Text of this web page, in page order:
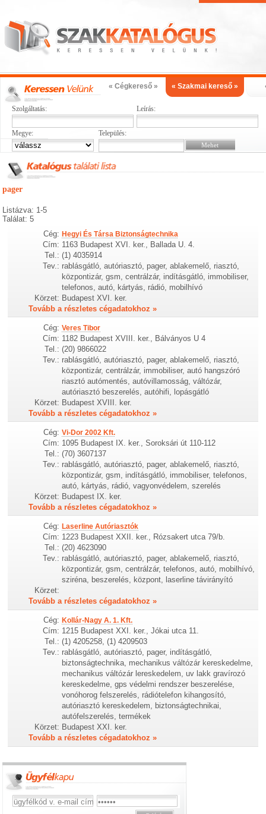
« Cégkereső » « Szakmai kereső »
Szolgáltatás: Leírás:
Megye: Település:
pager
Listázva: 1-5
Találat: 5
Cég: Hegyi És Társa Biztonságtechnika
Cím: 1163 Budapest XVI. ker., Ballada U. 4.
Tel.: (1) 4035914
Tev.: rablásgátló, autóriasztó, pager, ablakemelő, riasztó,
központizár, gsm, centrálzár, indításgátló, immobiliser,
telefonos, autó, kártyás, rádió, mobilhívó
Körzet: Budapest XVI. ker.
Tovább a részletes cégadatokhoz »
Cég: Veres Tibor
Cím: 1182 Budapest XVIII. ker., Bálványos U 4
Tel.: (20) 9866022
Tev.: rablásgátló, autóriasztó, pager, ablakemelő, riasztó,
központizár, centrálzár, immobiliser, autó hangszóró
riasztó autómentés, autóvillamosság, váltózár,
autóriasztó beszerelés, autóhifi, lopásgátló
Körzet: Budapest XVIII. ker.
Tovább a részletes cégadatokhoz »
Cég: Vi-Dor 2002 Kft.
Cím: 1095 Budapest IX. ker., Soroksári út 110-112
Tel.: (70) 3607137
Tev.: rablásgátló, autóriasztó, pager, ablakemelő, riasztó,
központizár, gsm, indításgátló, immobiliser, telefonos,
autó, kártyás, rádió, vagyonvédelem, szerelés
Körzet: Budapest IX. ker.
Tovább a részletes cégadatokhoz »
Cég: Laserline Autóriasztók
Cím: 1223 Budapest XXII. ker., Rózsakert utca 79/b.
Tel.: (20) 4623090
Tev.: rablásgátló, autóriasztó, pager, ablakemelő, riasztó,
központizár, gsm, centrálzár, telefonos, autó, mobilhívó,
sziréna, beszerelés, központ, laserline távirányító
Körzet:
Tovább a részletes cégadatokhoz »
Cég: Kollár-Nagy A. 1. Kft.
Cím: 1215 Budapest XXI. ker., Jókai utca 11.
Tel.: (1) 4205258, (1) 4209503
Tev.: rablásgátló, autóriasztó, pager, indításgátló,
biztonságtechnika, mechanikus váltózár kereskedelme,
mechanikus váltózár lereskedelem, uv lakk gravírozó
kereskedelme, gps védelmi rendszer beszerelése,
vonóhorog felszerelés, rádiótelefon kihangosító,
autóriasztó kereskedelem, biztonságtechnikai,
autófelszerelés, termékek
Körzet: Budapest XXI. ker.
Tovább a részletes cégadatokhoz »